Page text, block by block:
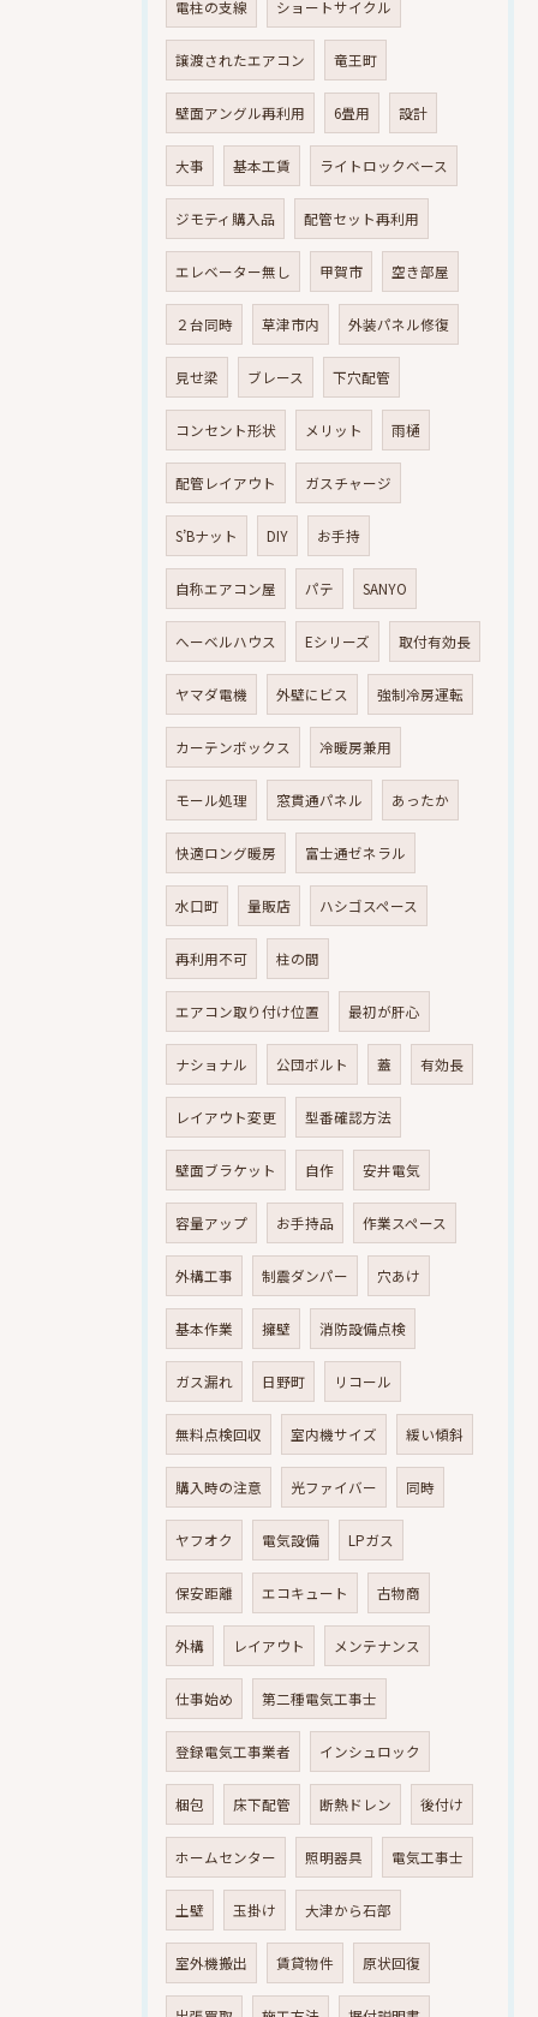
電柱の支線 ショートサイクル
譲渡されたエアコン 竜王町
壁面アングル再利用 6畳用 設計
大事 基本工賃 ライトロックベース
ジモティ購入品 配管セット再利用
エレベーター無し 甲賀市 空き部屋
２台同時 草津市内 外装パネル修復
見せ梁 ブレース 下穴配管
コンセント形状 メリット 雨樋
配管レイアウト ガスチャージ
S’Bナット DIY お手持
自称エアコン屋 パテ SANYO
へーベルハウス Eシリーズ 取付有効長
ヤマダ電機 外壁にビス 強制冷房運転
カーテンボックス 冷暖房兼用
モール処理 窓貫通パネル あったか
快適ロング暖房 富士通ゼネラル
水口町 量販店 ハシゴスペース
再利用不可 柱の間
エアコン取り付け位置 最初が肝心
ナショナル 公団ボルト 蓋 有効長
レイアウト変更 型番確認方法
壁面ブラケット 自作 安井電気
容量アップ お手持品 作業スペース
外構工事 制震ダンパー 穴あけ
基本作業 擁壁 消防設備点検
ガス漏れ 日野町 リコール
無料点検回収 室内機サイズ 緩い傾斜
購入時の注意 光ファイバー 同時
ヤフオク 電気設備 LPガス
保安距離 エコキュート 古物商
外構 レイアウト メンテナンス
仕事始め 第二種電気工事士
登録電気工事業者 インシュロック
梱包 床下配管 断熱ドレン 後付け
ホームセンター 照明器具 電気工事士
土壁 玉掛け 大津から石部
室外機搬出 賃貸物件 原状回復